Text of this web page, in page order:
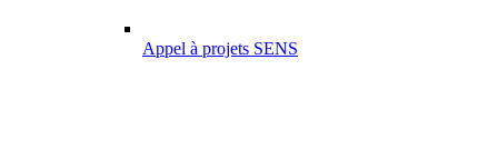
Appel à projets SENS